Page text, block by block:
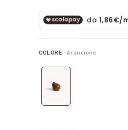
COLORE: Arancione